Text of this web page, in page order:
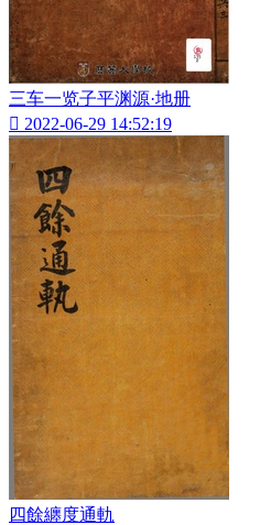
三车一览子平渊源·地册
 2022-06-29 14:52:19
四餘纏度通軌